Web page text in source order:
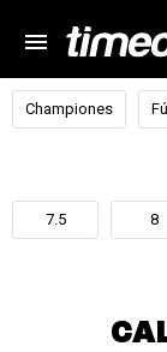
menu
Championes
7.5 8